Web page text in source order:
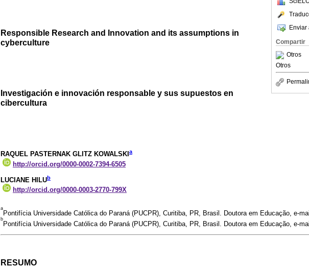
Enviar
Compartir
Otros
Otros
Responsible Research and Innovation and its assumptions in
cyberculture
Investigación e innovación responsable y sus supuestos en
cibercultura
RAQUEL PASTERNAK GLITZ KOWALSKI a
http://orcid.org/0000-0002-7394-6505
LUCIANE HILUb
http://orcid.org/0000-0003-2770-799X
a
Pontifícia Universidade Católica do Paraná (PUCPR), Curitiba, PR, Brasil. Doutora em Educação, e-
b
Pontifícia Universidade Católica do Paraná (PUCPR), Curitiba, PR, Brasil. Doutora em Educação, e-
RESUMO